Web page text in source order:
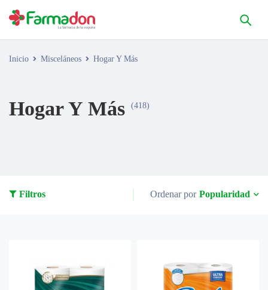
Inicio Misceláneos Hogar Y Más
Hogar Y Más (418)
Filtros Ordenar por Popularidad